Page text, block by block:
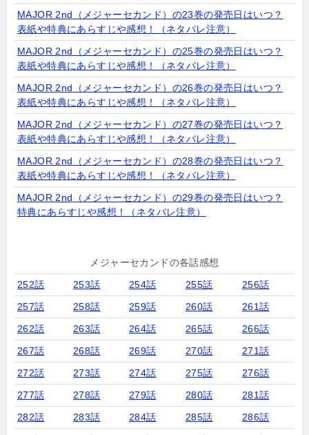
MAJOR 2nd（メジャーセカンド）の23巻の発売日はいつ？
表紙や特典にあらすじや感想！（ネタバレ注意）
MAJOR 2nd（メジャーセカンド）の25巻の発売日はいつ？
表紙や特典にあらすじや感想！（ネタバレ注意）
MAJOR 2nd（メジャーセカンド）の26巻の発売日はいつ？
表紙や特典にあらすじや感想！（ネタバレ注意）
MAJOR 2nd（メジャーセカンド）の27巻の発売日はいつ？
表紙や特典にあらすじや感想！（ネタバレ注意）
MAJOR 2nd（メジャーセカンド）の28巻の発売日はいつ？
表紙や特典にあらすじや感想！（ネタバレ注意）
MAJOR 2nd（メジャーセカンド）の29巻の発売日はいつ？
特典にあらすじや感想！（ネタバレ注意）
メジャーセカンドの各話感想
252話
253話 254話 255話
256話
257話
258話 259話 260話
261話
262話
263話 264話 265話
266話
267話
268話 269話 270話
271話
272話
273話 274話 275話
276話
277話
278話 279話 280話
281話
282話
283話 284話 285話
286話